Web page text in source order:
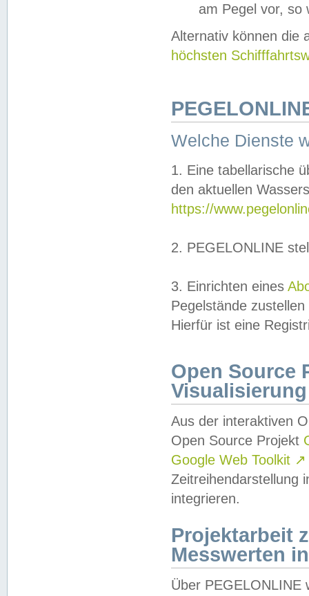
am Pegel vor,
Alternativ können die
höchsten
Welche Dienste
1. Eine tabellarische
den aktuellen
https://
2. PEGELONLINE
3. Einrichten eines
Pegelstände
Hierfür ist eine
Open Source
Visualisierung
Aus der interaktiven
Open Source Projekt
Google Web Toolkit ↗
Zeitreihendarstellung
integrieren.
Projektarbeit
Messwerten
Über PEGELONLINE